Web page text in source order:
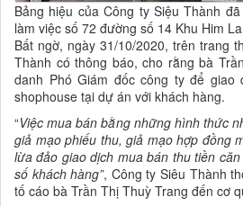
Bảng hiệu của Công ty Siệu Thành
làm việc số 72 đường số 14 Khu Him
Bất ngờ, ngày 31/10/2020, trên trang
Thành có thông báo, cho rằng bà
danh Phó Giám đốc công ty để giao
shophouse tại dự án với khách hàng.
“Việc mua bán bằng những hình thức
giả mạo phiếu thu, giả mạo hợp đồng
lừa đảo giao dịch mua bán thu tiền
số khách hàng”, Công ty Siêu Thành
tố cáo bà Trần Thị Thuỳ Trang đến cơ